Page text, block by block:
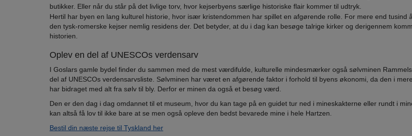
butikker. Eller når du står på det livlige torv, hvor kejserbyens særlige historiske flair kommer til udtryk.
Hertil har byen en lang kulturel historie, hvor især kristendommen har spillet en afgørende rolle. For mere end tusind
den tysk-romerske kejser nemlig residens der. Det betyder, at du i dag kan besøge talrige kirker og derigennem
historien.
Oplev en del af UNESCOs verdensarv
I Goslars gamle bydel finder du sammen med de mest værdifulde, kulturelle mindesmærker også sølvminen
del af UNESCOs verdensarvsliste. Sølvminen har været en afgørende faktor i forhold til byens økonomi, da den i
har bidraget med alt fra sølv til bly. Derfor er minen da også et besøg værd.
Den er den dag i dag omdannet til et museum, hvor du kan tage på en guidet tur ned i mineskakterne eller rundt i
kan altså få lov til ikke bare at se men også opleve den bedst bevarede mine i hele Hartzen.
Bestil din næste rejse til Tyskland her